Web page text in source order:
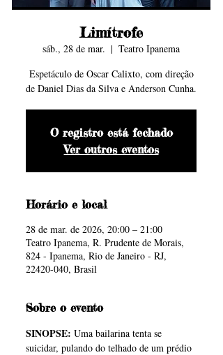
Série TV
Série TV
Série TV
Série TV
levam as
Ondas
Cinema
Cinema
Cinema
Foto by
Zacky
Barreto
Série TV
Série TV
Série TV
Série TV
levam as
Ondas
Cinema
Cinema
Cinema
Foto by
Zacky
Barreto
Limítrofe
sáb., 28 de mar.
  |
Teatro Ipanema
Espetáculo de Oscar Calixto, com direção
de Daniel Dias da Silva e Anderson Cunha.
O registro está fechado
Ver outros eventos
Horário e local
28 de mar. de 2026, 20:00 – 21:00
Teatro Ipanema, R. Prudente de Morais,
824 - Ipanema, Rio de Janeiro - RJ,
22420-040, Brasil
Sobre o evento
SINOPSE: Uma bailarina tenta se
suicidar, pulando do telhado de um prédio